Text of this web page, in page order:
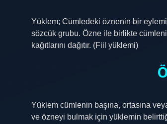
Yüklem; Cümledeki öznenin bir
sözcük grubu. Özne ile birlikte
kağıtlarını dağıtır. (Fiil yüklemi)
Yüklem cümlenin başına, ortasına
ve özneyi bulmak için yüklemin